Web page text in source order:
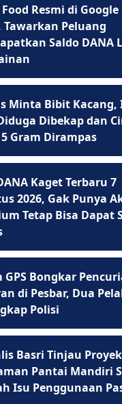
Food Resmi di Google
Tawarkan Peluang
Saldo DANA
Minta Bibit Kacang,
Dibekap dan
5 Gram Dirampas
Kaget Terbaru 7
2026, Gak Punya
Tetap Bisa Dapat
GPS Bongkar
di Pesbar, Dua
Polisi
Basri Tinjau Proyek
Pantai Mandiri
Isu Penggunaan